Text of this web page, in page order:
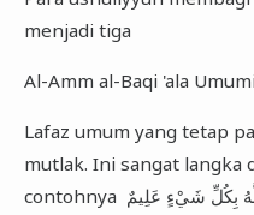
menjadi tiga
Al-Amm al-Baqi 'ala
Lafaz umum yang tetap
mutlak. Ini sangat langka
contohnya وَاللَّهُ بِكُلِّ شَيْءٍ عَلِيمٌ (Dan Allah Maha